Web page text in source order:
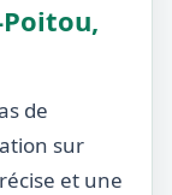
de
sur
et une